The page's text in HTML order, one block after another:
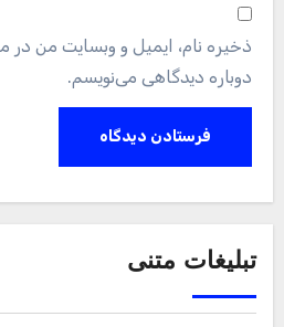
ذخیره نام، ایمیل و وبسایت من در
دوباره دیدگاهی می‌نویسم.
تبلیغات متنی